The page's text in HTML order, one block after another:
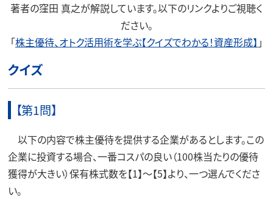
著者の窪田 真之が解説しています。以下のリンクよりご視聴く
ださい。
「​株主優待、オトク活用術を学ぶ【クイズでわかる！資産形成】 」
クイズ
【第1問】
以下の内容で株主優待を提供する企業があるとします。この
企業に投資する場合、一番コスパの良い（100株当たりの優待
獲得が大きい）保有株式数を【1】～【5】より、一つ選んでくださ
い。